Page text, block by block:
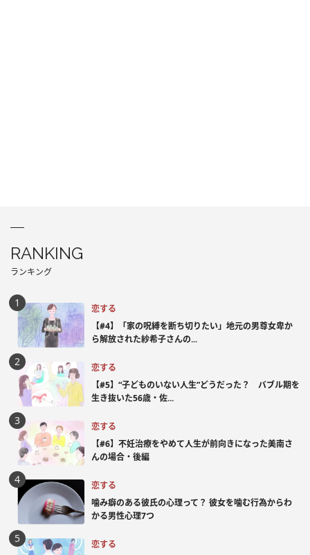
RANKING
ランキング
恋する
【#4】「家の呪縛を断ち切りたい」地元の男尊女卑か
ら解放された紗希子さんの...
恋する
【#5】“子どものいない人生”どうだった？ バブル期を
生き抜いた56歳・佐...
恋する
【#6】不妊治療をやめて人生が前向きになった美南さ
んの場合・後編
恋する
噛み癖のある彼氏の心理って？ 彼女を噛む行為からわ
かる男性心理7つ
恋する